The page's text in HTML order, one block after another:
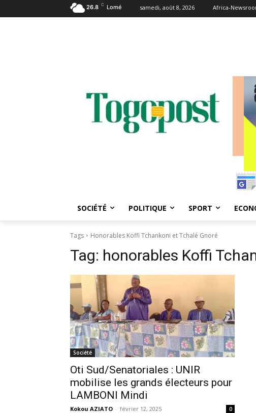
26.8 C Lomé samedi, août 8, 2026 Africa-
SOCIÉTÉ POLITIQUE SPORT
Tags Honorables Koffi Tchankoni et Tchalé Gnoré
Tag: honorables Koffi
Société
Oti Sud/Senatoriales : UNIR
mobilise les grands électeurs pour
LAMBONI Mindi
Kokou AZIATO - février 12, 2025 0